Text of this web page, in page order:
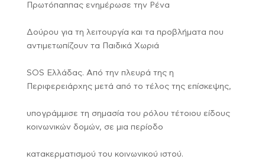
Πρωτόπαππας ενημέρωσε την Ρένα
Δούρου για τη λειτουργία και τα προβλήματα που
αντιμετωπίζουν τα Παιδικά Χωριά
SOS Ελλάδας. Από την πλευρά της η
Περιφερειάρχης μετά από το τέλος της επίσκεψης,
υπογράμμισε τη σημασία του ρόλου τέτοιου είδους
κοινωνικών δομών, σε μια περίοδο
κατακερματισμού του κοινωνικού ιστού.